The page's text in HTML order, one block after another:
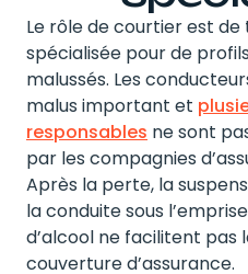
Le rôle de courtier est
spécialisée pour de
malussés. Les
malus important et
responsables ne sont
par les compagnies
Après la perte, la
la conduite sous
d’alcool ne facilitent
couverture d’assurance.